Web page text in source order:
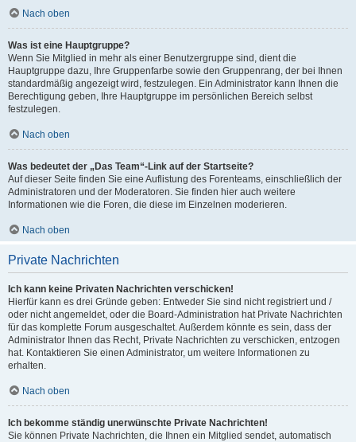
Nach oben
Was ist eine Hauptgruppe?
Wenn Sie Mitglied in mehr als einer Benutzergruppe sind, dient die
Hauptgruppe dazu, Ihre Gruppenfarbe sowie den Gruppenrang, der bei Ihnen
standardmäßig angezeigt wird, festzulegen. Ein Administrator kann Ihnen die
Berechtigung geben, Ihre Hauptgruppe im persönlichen Bereich selbst
festzulegen.
Nach oben
Was bedeutet der „Das Team“-Link auf der Startseite?
Auf dieser Seite finden Sie eine Auflistung des Forenteams, einschließlich der
Administratoren und der Moderatoren. Sie finden hier auch weitere
Informationen wie die Foren, die diese im Einzelnen moderieren.
Nach oben
Private Nachrichten
Ich kann keine Privaten Nachrichten verschicken!
Hierfür kann es drei Gründe geben: Entweder Sie sind nicht registriert und /
oder nicht angemeldet, oder die Board-Administration hat Private Nachrichten
für das komplette Forum ausgeschaltet. Außerdem könnte es sein, dass der
Administrator Ihnen das Recht, Private Nachrichten zu verschicken, entzogen
hat. Kontaktieren Sie einen Administrator, um weitere Informationen zu
erhalten.
Nach oben
Ich bekomme ständig unerwünschte Private Nachrichten!
Sie können Private Nachrichten, die Ihnen ein Mitglied sendet, automatisch